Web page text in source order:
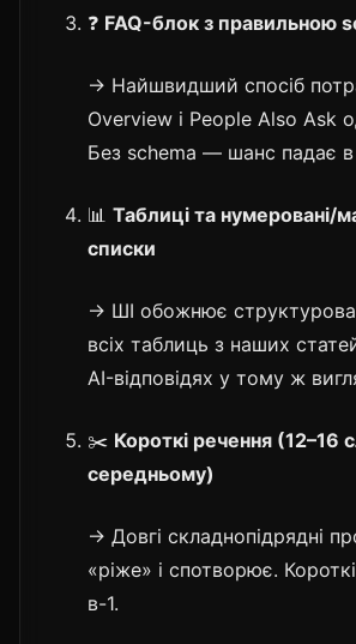
❓ FAQ-блок з правильною
→ Найшвидший спосіб
Overview і People Also Ask
Без schema — шанс падає в
📊 Таблиці та нумеровані/
списки
→ ШІ обожнює
всіх таблиць з наших
AI-відповідях у тому ж
✂️ Короткі речення (12–16
середньому)
→ Довгі складнопідрядні
«ріже» і спотворює.
в-1.